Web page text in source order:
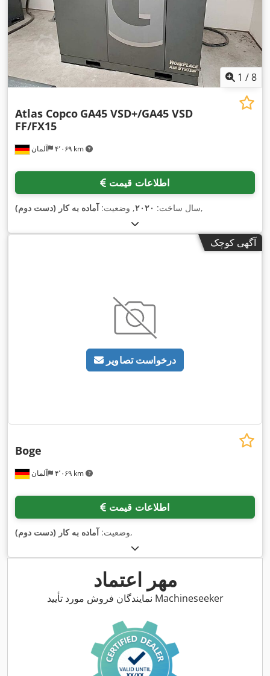
1 /8
آلمان ۴٬۰۶۹ km
Atlas Copco GA45 VSD+/GA45 VSD
FF/FX15
اطلاعات قیمت
سال ساخت: ۲۰۲۰, وضعیت:آماده به کار (دست دوم) ,
آگهی کوچک
درخواست تصاویر
آلمان ۴٬۰۶۹ km
Boge
اطلاعات قیمت
وضعیت: آماده به کار (دست دوم) ,
مهر اعتماد
نمایندگان فروش مورد تأیید Machineseeker